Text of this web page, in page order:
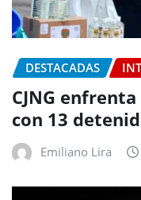
DESTACADAS
CJNG
con 13
Emiliano Lira